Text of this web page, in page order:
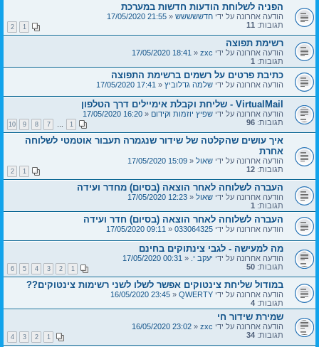
הפניה לשלוחת הודעות חדשות במערכת
הודעה אחרונה על ידי חדששששש «
21:55 17/05/2020
תגובות: 11
1
2
רשימת תפוצה
הודעה אחרונה על ידי zxc
«
18:41 17/05/2020
תגובות: 1
כתיבת פרטים על רשמים ברשימת התפוצה
הודעה אחרונה על ידי שלמה גדלוביץ «
17:41 17/05/2020
VirtualMail - שליחת וקבלת אימיילים דרך הטלפון
הודעה אחרונה על ידי שפיץ יוזמות וקידום «
16:20 17/05/2020
תגובות: 96
1
…
7
8
9
10
איך עושים שהקלטה של שידור שנגמרה תעבור אוטמטי לשלוחה
אחרת
הודעה אחרונה על ידי שאול «
15:09 17/05/2020
תגובות: 12
1
2
העברה לשלוחה לאחר הוצאה (בסיום) מחדר ועידה
הודעה אחרונה על ידי שאול «
12:23 17/05/2020
תגובות: 1
העברה לשלוחה לאחר הוצאה (בסיום) חדר ועידה
הודעה אחרונה על ידי 033064325
«
09:11 17/05/2020
מה למעישה - לגבי צינתוקים בחינם
הודעה אחרונה על ידי יעקב י. «
00:31 17/05/2020
תגובות: 50
1
2
3
4
5
6
במודול שליחת צינטוקים אפשר לשלו לשני רשימות צינטוקים??
הודעה אחרונה על ידי QWERTY
«
23:45 16/05/2020
תגובות: 4
שמירת שידור חי
הודעה אחרונה על ידי zxc
«
23:02 16/05/2020
תגובות: 34
1
2
3
4